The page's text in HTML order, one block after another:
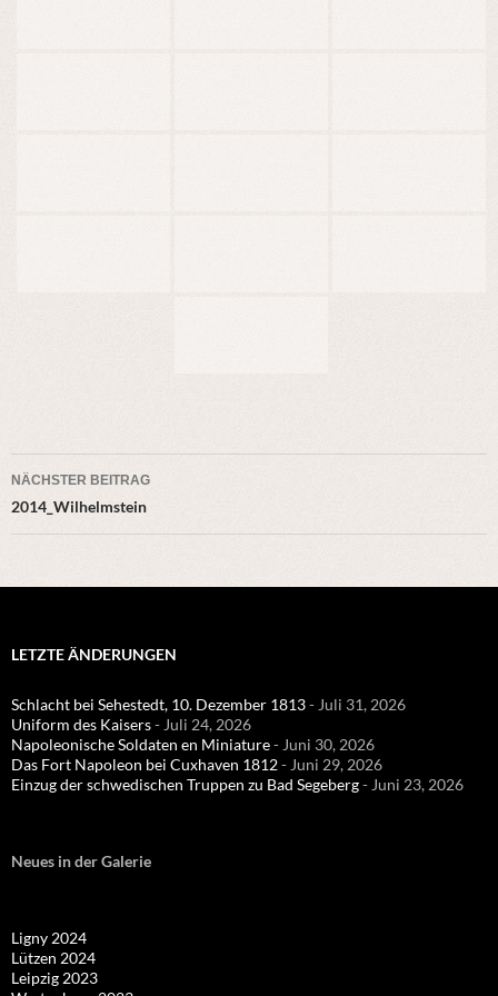
Beitragsnavigation
NÄCHSTER BEITRAG
2014_Wilhelmstein
LETZTE ÄNDERUNGEN
Schlacht bei Sehestedt, 10. Dezember 1813- Juli 31, 2026
Uniform des Kaisers- Juli 24, 2026
Napoleonische Soldaten en Miniature- Juni 30, 2026
Das Fort Napoleon bei Cuxhaven 1812- Juni 29, 2026
Einzug der schwedischen Truppen zu Bad Segeberg- Juni 23, 2026
Neues in der Galerie
Ligny 2024
Lützen 2024
Leipzig 2023